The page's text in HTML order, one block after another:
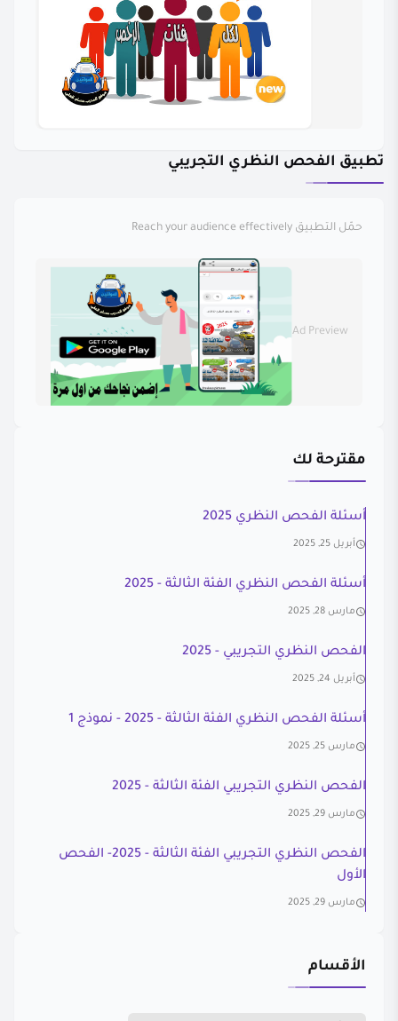
تطبيق الفحص النظري التجريبي
حمّل التطبيق Reach your audience effectively
Ad Preview
مقترحة لك
أسئلة الفحص النظري 2025
أبريل 25, 2025
أسئلة الفحص النظري الفئة الثالثة - 2025
مارس 28, 2025
الفحص النظري التجريبي - 2025
أبريل 24, 2025
أسئلة الفحص النظري الفئة الثالثة - 2025 - نموذج 1
مارس 25, 2025
الفحص النظري التجريبي الفئة الثالثة - 2025
مارس 29, 2025
الفحص النظري التجريبي الفئة الثالثة - 2025- الفحص
الأول
مارس 29, 2025
الأقسام